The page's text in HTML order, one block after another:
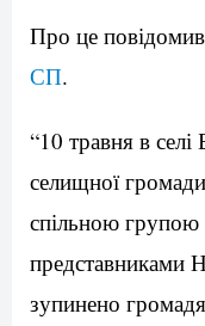
Про це повідомив
СП.
“10 травня в селі
селищної
спільною групою
представниками
зупинено